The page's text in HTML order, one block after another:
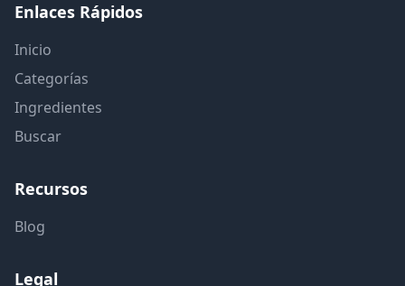
Enlaces Rápidos
Inicio
Categorías
Ingredientes
Buscar
Recursos
Blog
Legal